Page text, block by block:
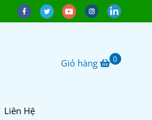
Giỏ hàng 0
Liên Hệ